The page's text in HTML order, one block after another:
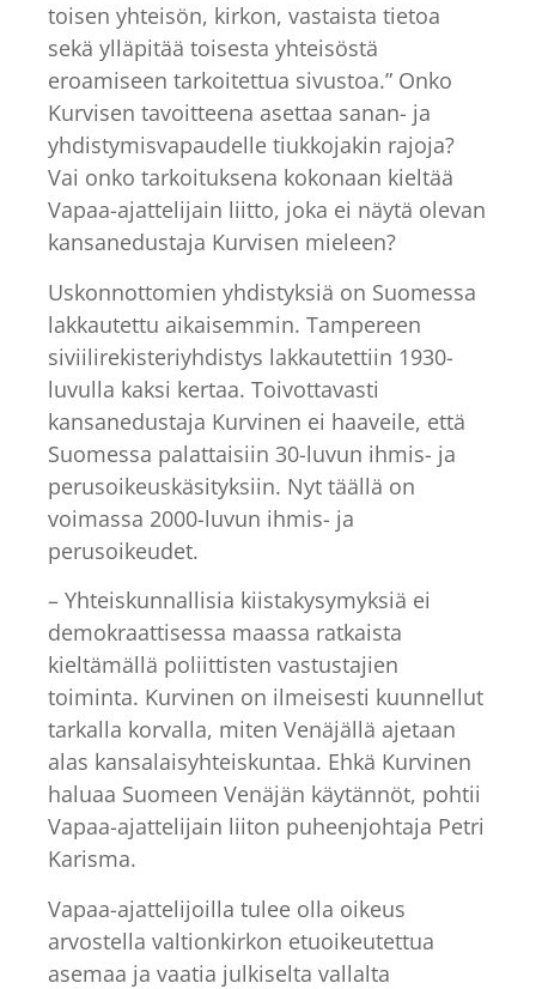
toisen yhteisön, kirkon, vastaista tietoa
sekä ylläpitää toisesta yhteisöstä
eroamiseen tarkoitettua sivustoa.” Onko
Kurvisen tavoitteena asettaa sanan- ja
yhdistymisvapaudelle tiukkojakin rajoja?
Vai onko tarkoituksena kokonaan kieltää
Vapaa-ajattelijain liitto, joka ei näytä olevan
kansanedustaja Kurvisen mieleen?
Uskonnottomien yhdistyksiä on Suomessa
lakkautettu aikaisemmin. Tampereen
siviilirekisteriyhdistys lakkautettiin 1930-
luvulla kaksi kertaa. Toivottavasti
kansanedustaja Kurvinen ei haaveile, että
Suomessa palattaisiin 30-luvun ihmis- ja
perusoikeuskäsityksiin. Nyt täällä on
voimassa 2000-luvun ihmis- ja
perusoikeudet.
– Yhteiskunnallisia kiistakysymyksiä ei
demokraattisessa maassa ratkaista
kieltämällä poliittisten vastustajien
toiminta. Kurvinen on ilmeisesti kuunnellut
tarkalla korvalla, miten Venäjällä ajetaan
alas kansalaisyhteiskuntaa. Ehkä Kurvinen
haluaa Suomeen Venäjän käytännöt, pohtii
Vapaa-ajattelijain liiton puheenjohtaja Petri
Karisma.
Vapaa-ajattelijoilla tulee olla oikeus
arvostella valtionkirkon etuoikeutettua
asemaa ja vaatia julkiselta vallalta